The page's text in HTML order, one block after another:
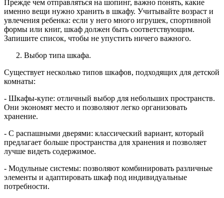
Прежде чем отправляться на шопинг, важно понять, какие
именно вещи нужно хранить в шкафу. Учитывайте возраст и
увлечения ребенка: если у него много игрушек, спортивной
формы или книг, шкаф должен быть соответствующим.
Запишите список, чтобы не упустить ничего важного.
Выбор типа шкафа.
Существует несколько типов шкафов, подходящих для детской
комнаты:
- Шкафы-купе: отличный выбор для небольших пространств.
Они экономят место и позволяют легко организовать
хранение.
- С распашными дверями: классический вариант, который
предлагает больше пространства для хранения и позволяет
лучше видеть содержимое.
- Модульные системы: позволяют комбинировать различные
элементы и адаптировать шкаф под индивидуальные
потребности.